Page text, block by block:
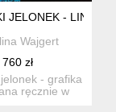
925,
JELONEK -
Wajgert
760 zł
- grafika
ręcznie w